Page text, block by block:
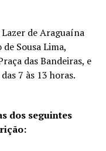
de Araguaína
Sousa Lima,
das Bandeiras, e
7 às 13 horas.
dos seguintes